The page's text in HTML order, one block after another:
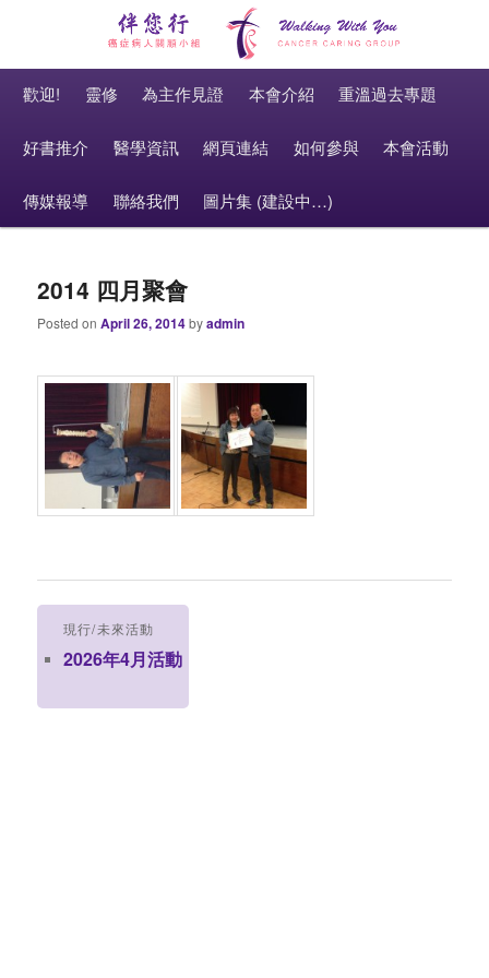
伴您行 Walking With You
癌症病人關顧小組 Cancer Caring Group
Skip to primary content
Skip to secondary content
歡迎! 靈修 為主作見證 本會介紹 重溫過去專題
好書推介 醫學資訊 網頁連結 如何參與 本會活動
傳媒報導 聯絡我們 圖片集 (建設中…)
2014 四月聚會
Posted onApril 26, 2014byadmin
現行/未來活動
2026年4月活動